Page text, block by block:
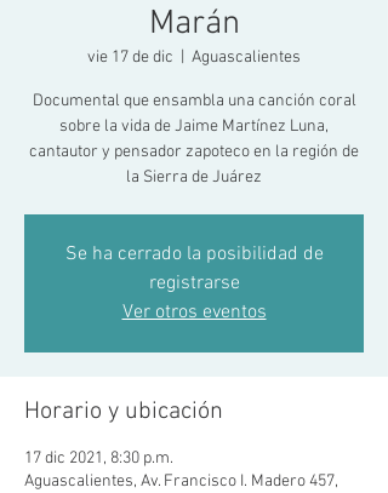
Marán
vie 17 de dic Aguascalientes
Documental que ensambla una canción coral
sobre la vida de Jaime Martínez Luna,
cantautor y pensador zapoteco en la región de
la Sierra de Juárez
Se ha cerrado la posibilidad de
registrarse
Ver otros eventos
Horario y ubicación
17 dic 2021, 8:30 p.m.
Aguascalientes, Av. Francisco I. Madero 457,